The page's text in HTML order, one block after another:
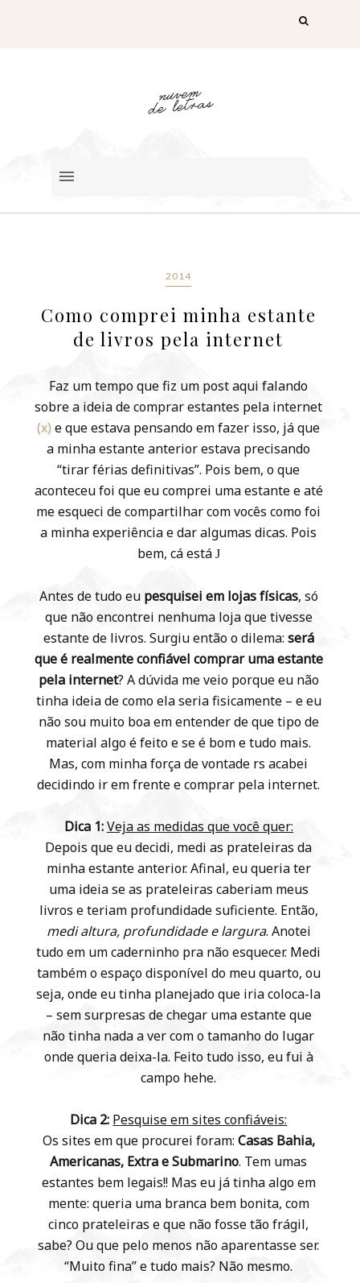
2014
Como comprei minha estante
de livros pela internet
Faz um tempo que fiz um post aqui falando
sobre a ideia de comprar estantes pela internet
(x) e que estava pensando em fazer isso, já que
a minha estante anterior estava precisando
“tirar férias definitivas”. Pois bem, o que
aconteceu foi que eu comprei uma estante e até
me esqueci de compartilhar com vocês como foi
a minha experiência e dar algumas dicas. Pois
bem, cá está J
Antes de tudo eu pesquisei em lojas físicas, só
que não encontrei nenhuma loja que tivesse
estante de livros. Surgiu então o dilema: será
que é realmente confiável comprar uma estante
pela internet? A dúvida me veio porque eu não
tinha ideia de como ela seria fisicamente – e eu
não sou muito boa em entender de que tipo de
material algo é feito e se é bom e tudo mais.
Mas, com minha força de vontade rs acabei
decidindo ir em frente e comprar pela internet.
Dica 1:Veja as medidas que você quer:
Depois que eu decidi, medi as prateleiras da
minha estante anterior. Afinal, eu queria ter
uma ideia se as prateleiras caberiam meus
livros e teriam profundidade suficiente. Então,
medi altura, profundidade e largura. Anotei
tudo em um caderninho pra não esquecer. Medi
também o espaço disponível do meu quarto, ou
seja, onde eu tinha planejado que iria coloca-la
– sem surpresas de chegar uma estante que
não tinha nada a ver com o tamanho do lugar
onde queria deixa-la. Feito tudo isso, eu fui à
campo hehe.
Dica 2: Pesquise em sites confiáveis:
Os sites em que procurei foram: Casas Bahia,
Americanas, Extra e Submarino. Tem umas
estantes bem legais!! Mas eu já tinha algo em
mente: queria uma branca bem bonita, com
cinco prateleiras e que não fosse tão frágil,
sabe? Ou que pelo menos não aparentasse ser.
“Muito fina” e tudo mais? Não mesmo.